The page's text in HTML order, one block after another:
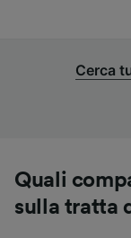
Cerca
Quali
sulla tratta